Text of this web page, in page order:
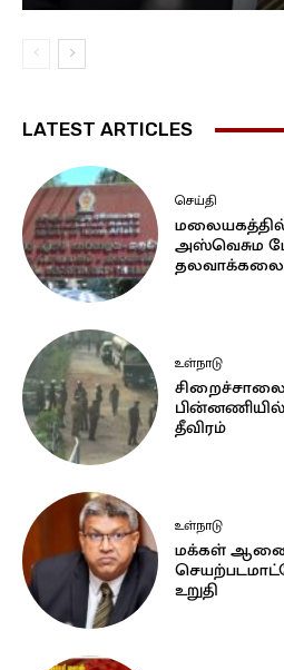
LATEST ARTICLES
செய்தி
அஸ்வெசும
உள்நாடு
தீவிரம்
உள்நாடு
மக்கள்
உறுதி